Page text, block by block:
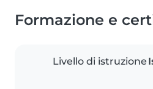
Formazione e
Livello di istruzione